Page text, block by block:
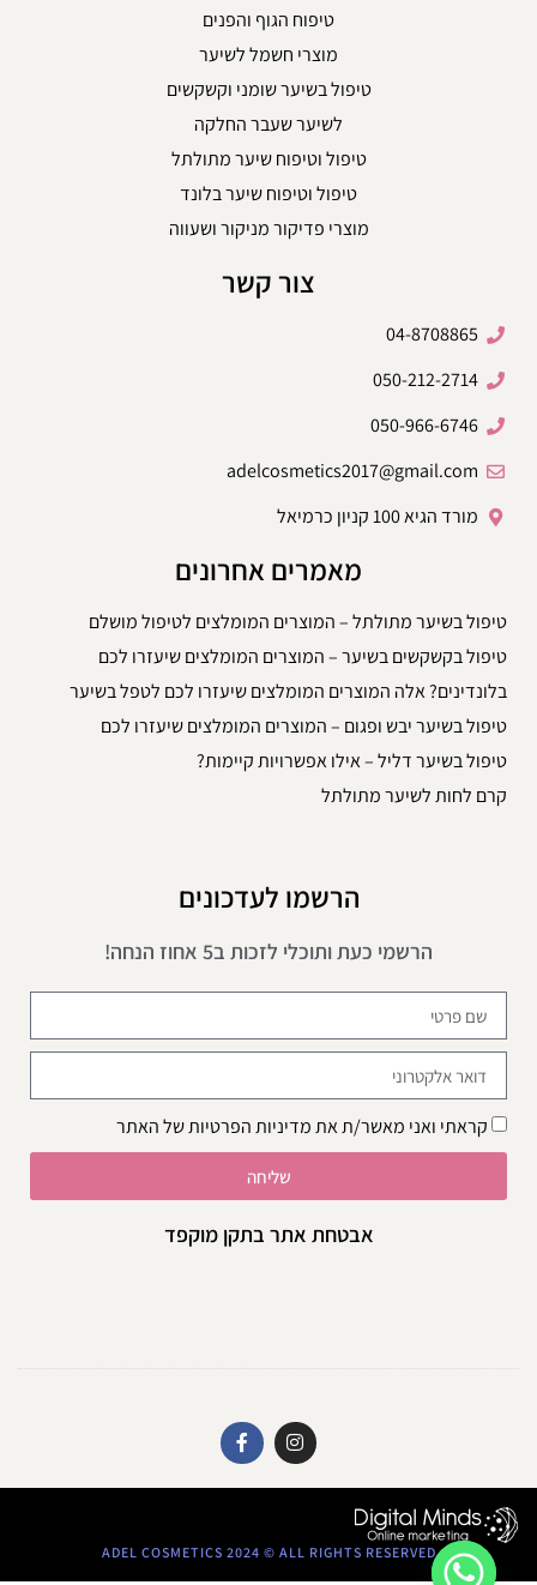
טיפוח הגוף והפנים
מוצרי חשמל לשיער
טיפול בשיער שומני וקשקשים
לשיער שעבר החלקה
טיפול וטיפוח שיער מתולתל
טיפול וטיפוח שיער בלונד
מוצרי פדיקור מניקור ושעווה
צור קשר
04-8708865
050-212-2714
050-966-6746
adelcosmetics2017@gmail.com
מורד הגיא 100 קניון כרמיאל
מאמרים אחרונים
טיפול בשיער מתולתל – המוצרים המומלצים לטיפול מושלם
טיפול בקשקשים בשיער – המוצרים המומלצים שיעזרו לכם
בלונדינים? אלה המוצרים המומלצים שיעזרו לכם לטפל בשיער
טיפול בשיער יבש ופגום – המוצרים המומלצים שיעזרו לכם
טיפול בשיער דליל – אילו אפשרויות קיימות?
קרם לחות לשיער מתולתל
הרשמו לעדכונים
הרשמי כעת ותוכלי לזכות ב5 אחוז הנחה!
קראתי ואני מאשר/ת אתמדיניות הפרטיותשל האתר
שליחה
אבטחת אתר בתקן מוקפד
ADEL COSMETICS 2024 © ALL RIGHTS RESERVED​